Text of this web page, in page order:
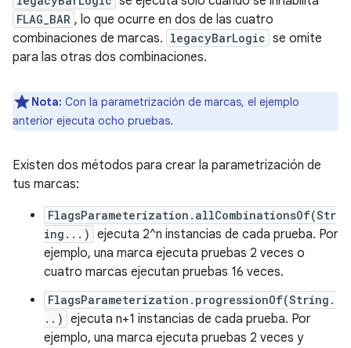
FLAG_BAR , lo que ocurre en dos de las cuatro
combinaciones de marcas. legacyBarLogic se omite
para las otras dos combinaciones.
Nota: Con la parametrización de marcas, el ejemplo
anterior ejecuta ocho pruebas.
Existen dos métodos para crear la parametrización de
tus marcas:
FlagsParameterization.allCombinationsOf(Str
ing...) ejecuta 2^n instancias de cada prueba. Por
ejemplo, una marca ejecuta pruebas 2 veces o
cuatro marcas ejecutan pruebas 16 veces.
FlagsParameterization.progressionOf(String.
..) ejecuta n+1 instancias de cada prueba. Por
ejemplo, una marca ejecuta pruebas 2 veces y